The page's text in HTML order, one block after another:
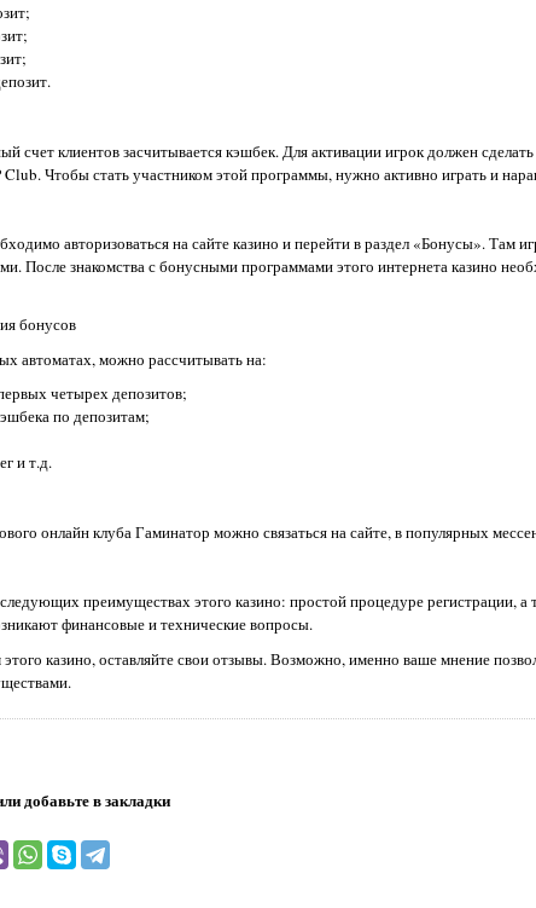
счет клиентов засчитывается кэшбек. Для активации игрок должен
Club. Чтобы стать участником этой программы, нужно активно играть и
авторизоваться на сайте казино и перейти в раздел «Бонусы». Там
После знакомства с бонусными программами этого интернета казино
бонусов
автоматах, можно рассчитывать на:
четырех депозитов;
по депозитам;
и т.д.
онлайн клуба Гаминатор можно связаться на сайте, в популярных
преимуществах этого казино: простой процедуре регистрации,
финансовые и технические вопросы.
этого казино, оставляйте свои отзывы. Возможно, именно ваше мнение
добавьте в закладки